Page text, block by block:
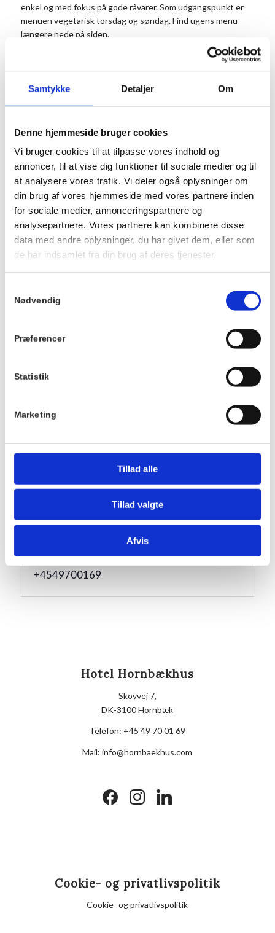
Samtykke Detaljer Om
Denne hjemmeside bruger cookies
Vi bruger cookies til at tilpasse vores indhold og
annoncer, til at vise dig funktioner til sociale medier og til
at analysere vores trafik. Vi deler også oplysninger om
din brug af vores hjemmeside med vores partnere inden
for sociale medier, annonceringspartnere og
analysepartnere. Vores partnere kan kombinere disse
data med andre oplysninger, du har givet dem, eller som
de har indsamlet fra din brug af deres tjenester.
Nødvendig
Præferencer
Statistik
Marketing
Tillad alle
Tillad valgte
Afvis
enkel og med fokus på gode råvarer. Som udgangspunkt er
menuen vegetarisk torsdag og søndag. Find ugens menu
længere nede på siden.
Vi tilbyder dagligt et vegetarisk alternativ til dagens måltid.
Det er vigtigt, at du noterer antal vegetarer i
kommentarfeltet, når du bestiller dit bord.
Prisen er 175 kr. for middagen pr. person og 50 kr. for
med 3 år betaler ikke.
Husk at reservere dine pladser på forhånd.
Ankom gerne ca. 20 minutter før, så du kan få noget at drikke
og finde en plads ved langbordet, inden maden serveres.
Vi kan ikke tilpasse maden eller garantere veganske, mælkefri
eller glutenfri muligheder.
Der tages forbehold for ændringer i menuen.
Du kan se menuen HER.
Info
7. august 2026
19:00 - 21:00
Fællesspisning
Pris:
Sted
Telefon
+4549700169
Hotel Hornbækhus
Skovvej 7,
DK-3100 Hornbæk
Telefon: +45 49 70 01 69
Mail:info@hornbaekhus.com
facebookinstagramlinkedin
Cookie- og privatlivspolitik
Cookie- og privatlivspolitik